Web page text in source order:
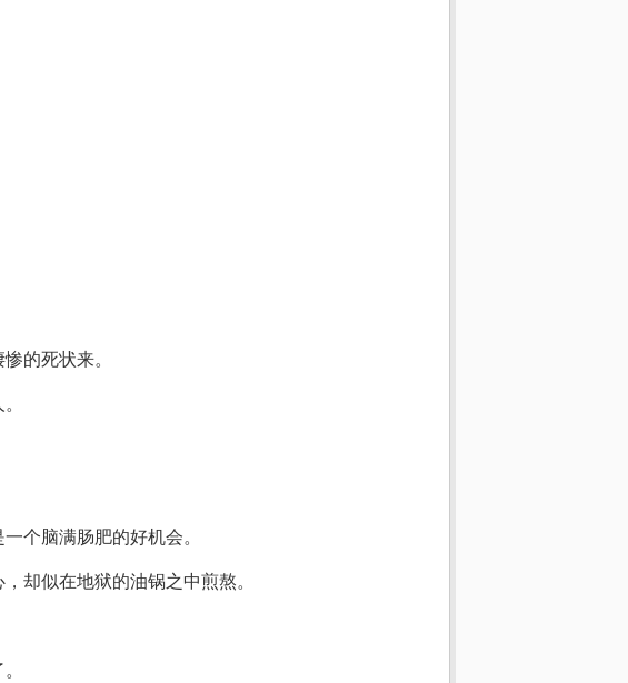
的死状来。
个脑满肠肥的好机会。
却似在地狱的油锅之中煎熬。